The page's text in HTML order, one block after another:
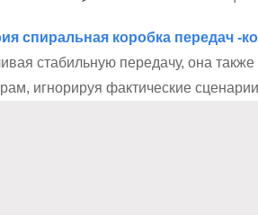
спиральная коробка передач -
стабильную передачу, она
игнорируя фактические